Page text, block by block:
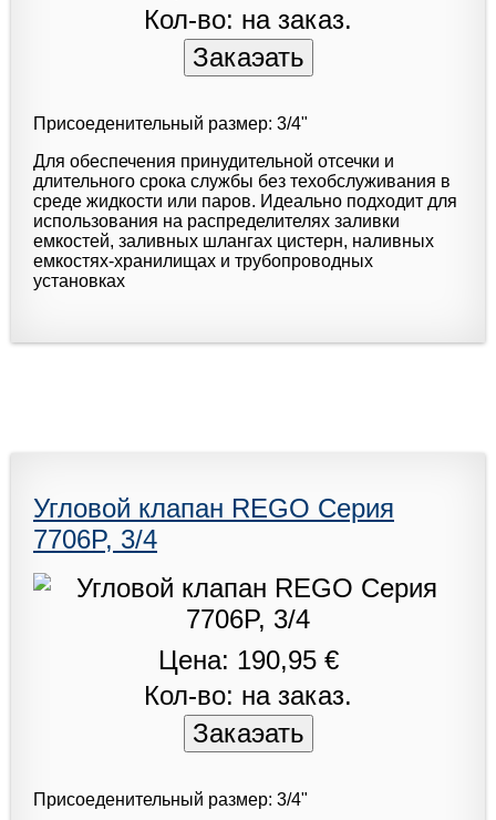
Кол-во: на заказ.
Присоеденительный размер: 3/4"
Для обеспечения принудительной отсечки и
длительного срока службы без техобслуживания в
среде жидкости или паров. Идеально подходит для
использования на распределителях заливки
емкостей, заливных шлангах цистерн, наливных
емкостях-хранилищах и трубопроводных
установках
Угловой клапан REGO Серия
7706P, 3/4
Цена: 190,95 €
Кол-во: на заказ.
Присоеденительный размер: 3/4"